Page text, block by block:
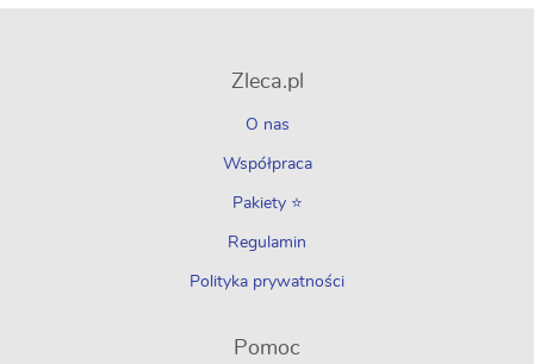
Zleca.pl
O nas
Współpraca
Pakiety ⭐
Regulamin
Polityka prywatności
Pomoc